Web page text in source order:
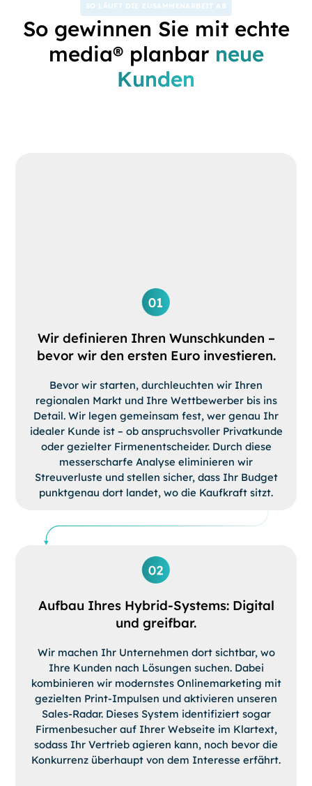
SO LÄUFT DIE ZUSAMMENARBEIT AB
So gewinnen Sie mit echte
media® planbar neue
Kunden
Wir definieren Ihren Wunschkunden –
bevor wir den ersten Euro investieren.
Bevor wir starten, durchleuchten wir Ihren
regionalen Markt und Ihre Wettbewerber bis ins
Detail. Wir legen gemeinsam fest, wer genau Ihr
idealer Kunde ist – ob anspruchsvoller Privatkunde
oder gezielter Firmenentscheider. Durch diese
messerscharfe Analyse eliminieren wir
Streuverluste und stellen sicher, dass Ihr Budget
punktgenau dort landet, wo die Kaufkraft sitzt.
Aufbau Ihres Hybrid-Systems: Digital
und greifbar.
Wir machen Ihr Unternehmen dort sichtbar, wo
Ihre Kunden nach Lösungen suchen. Dabei
kombinieren wir modernstes Onlinemarketing mit
gezielten Print-Impulsen und aktivieren unseren
Sales-Radar. Dieses System identifiziert sogar
Firmenbesucher auf Ihrer Webseite im Klartext,
sodass Ihr Vertrieb agieren kann, noch bevor die
Konkurrenz überhaupt von dem Interesse erfährt.